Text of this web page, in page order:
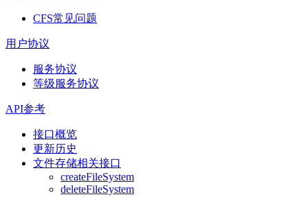
CFS常见问题
用户协议
服务协议
等级服务协议
API参考
接口概览
更新历史
文件存储相关接口
createFileSystem
deleteFileSystem